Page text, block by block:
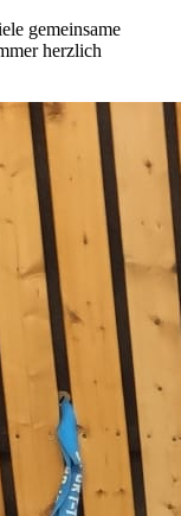
gemeinsame
herzlich